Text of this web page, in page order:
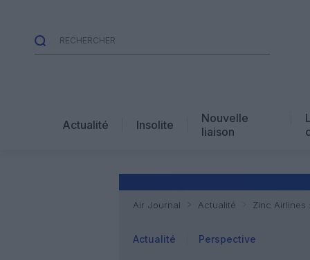
Actualité Insolite
Nouvelle
liaison
Air Journal Actualité Zinc Airlines
Actualité Perspective